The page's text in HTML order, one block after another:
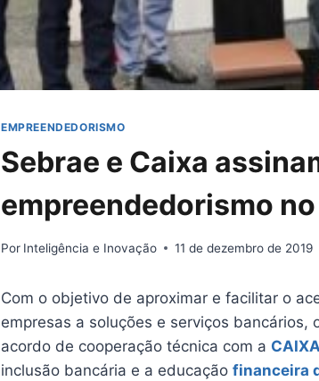
EMPREENDEDORISMO
Sebrae e Caixa
empreendedorismo
Por Inteligência e Inovação 11 de dezembro de 2019
Com o objetivo de aproximar e facilitar o
empresas a soluções e serviços bancários,
acordo de cooperação técnica com a CAIXA
inclusão bancária e a educação financeira